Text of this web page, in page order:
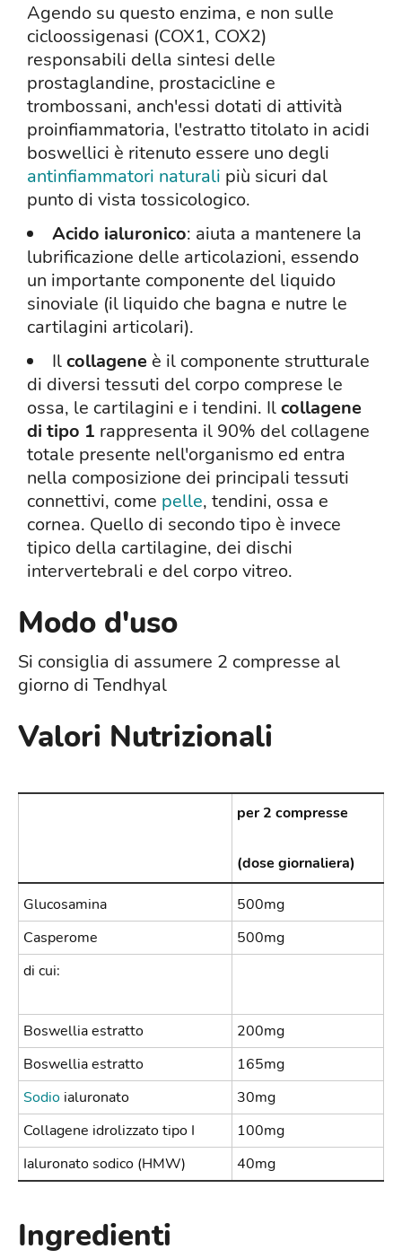
Agendo su questo enzima, e non sulle
cicloossigenasi (COX1, COX2)
responsabili della sintesi delle
prostaglandine, prostacicline e
trombossani, anch'essi dotati di attività
proinfiammatoria, l'estratto titolato in acidi
boswellici è ritenuto essere uno degli
antinfiammatori naturali più sicuri dal
punto di vista tossicologico.
Acido ialuronico: aiuta a mantenere la
lubrificazione delle articolazioni, essendo
un importante componente del liquido
sinoviale (il liquido che bagna e nutre le
cartilagini articolari).
Ilcollagene è il componente strutturale
di diversi tessuti del corpo comprese le
ossa, le cartilagini e i tendini. Ilcollagene
di tipo 1 rappresenta il 90% del collagene
totale presente nell'organismo ed entra
nella composizione dei principali tessuti
connettivi, come pelle, tendini, ossa e
cornea. Quello di secondo tipo è invece
tipico della cartilagine, dei dischi
intervertebrali e del corpo vitreo.
Modo d'uso
Si consiglia di assumere 2 compresse al
giorno di Tendhyal
Valori Nutrizionali
per 2 compresse
(dose giornaliera)
Glucosamina
500mg
Casperome
500mg
di cui:
Boswellia estratto
200mg
Boswellia estratto
165mg
Sodio ialuronato
30mg
Collagene idrolizzato tipo I
100mg
Ialuronato sodico (HMW)
40mg
Ingredienti